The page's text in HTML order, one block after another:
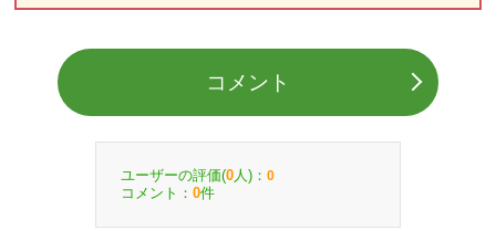
コメント
ユーザーの評価(0 人)： 0
コメント： 0件